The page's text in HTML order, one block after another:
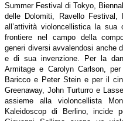
Summer Festival di Tokyo,
delle Dolomiti, Ravello Festival,
all’attività violoncellistica la sua
frontiere nel campo della
generi diversi avvalendosi anche
e di sua invenzione. Per la
Armitage e Carolyn Carlson,
Baricco e Peter Stein e per il
Greenaway, John Turturro e
assieme alla violoncellista
Kaleidoscop di Berlino, incide